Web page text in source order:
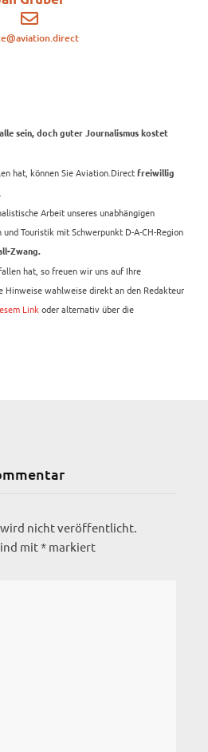
sein, doch guter Journalismus kostet
hat, können Sie Aviation.Direct freiwillig
Arbeit unseres unabhängigen
Touristik mit Schwerpunkt D-A-CH-Region
Zwang.
hat, so freuen wir uns auf Ihre
wahlweise direkt an den Redakteur
Link oder alternativ über die
wird nicht veröffentlicht.
mit* markiert